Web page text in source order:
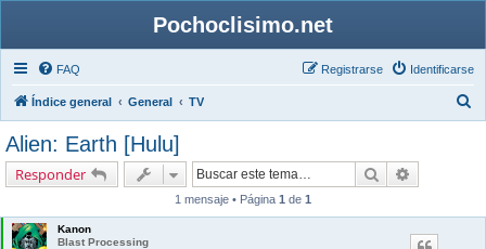
Pochoclisimo.net
FAQ Identificarse
Registrarse
Índice general General TV
Alien: Earth [Hulu]
Responder Buscar
1 mensaje • Página 1 de 1
Kanon
Blast Processing